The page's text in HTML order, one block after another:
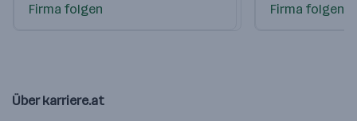
Firma folgen
Firma folgen
Über karriere.at